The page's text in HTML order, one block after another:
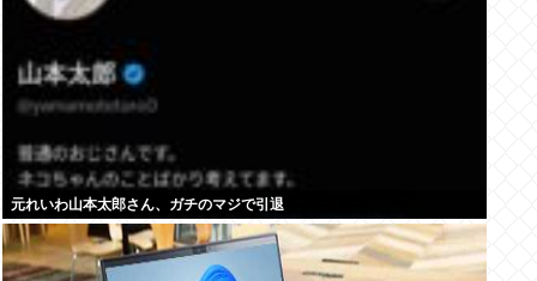
元れいわ山本太郎さん、ガチのマジで引退